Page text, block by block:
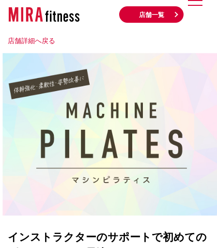
店舗一覧
店舗詳細へ戻る
インストラクターのサポートで初めての